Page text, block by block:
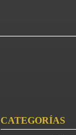
CATEGORÍAS